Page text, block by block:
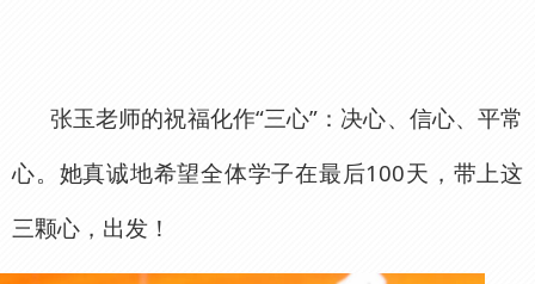
张玉老师的祝福化作“三心”：决心、信心、平常
心。她真诚地希望全体学子在最后100天，带上这
三颗心，出发！